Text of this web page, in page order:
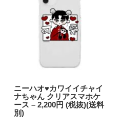
ニーハオ♥カワイイチャイ
ナちゃん クリアスマホケ
ース – 2,200円 (税抜)(送料
別)